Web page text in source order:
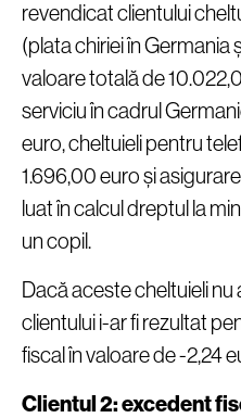
revendicat clientului
(plata chiriei în Germania
valoare totală de
serviciu în cadrul
euro, cheltuieli pentru
1.696,00 euro și
luat în calcul dreptul la
un copil.
Dacă aceste cheltuieli
clientului i-ar fi rezultat
fiscal în valoare de -2,24
Clientul 2: excedent